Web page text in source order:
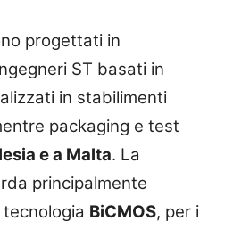
progettati in
ST basati in
in stabilimenti
packaging e test
e a Malta. La
principalmente
BiCMOS, per i